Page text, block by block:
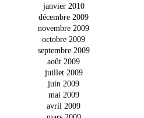
janvier 2010
décembre 2009
novembre 2009
octobre 2009
septembre 2009
août 2009
juillet 2009
juin 2009
mai 2009
avril 2009